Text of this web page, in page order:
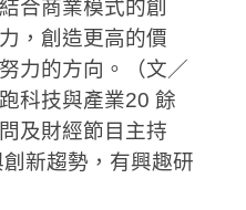
合商業模式的創
，創造更高的價
力的方向。（文／
科技與產業20 餘
及財經節目主持
新趨勢，有興趣研